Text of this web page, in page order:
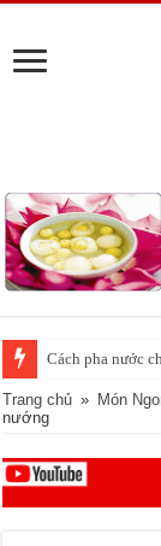
Cách pha nước
Trang chủ » Món
nướng